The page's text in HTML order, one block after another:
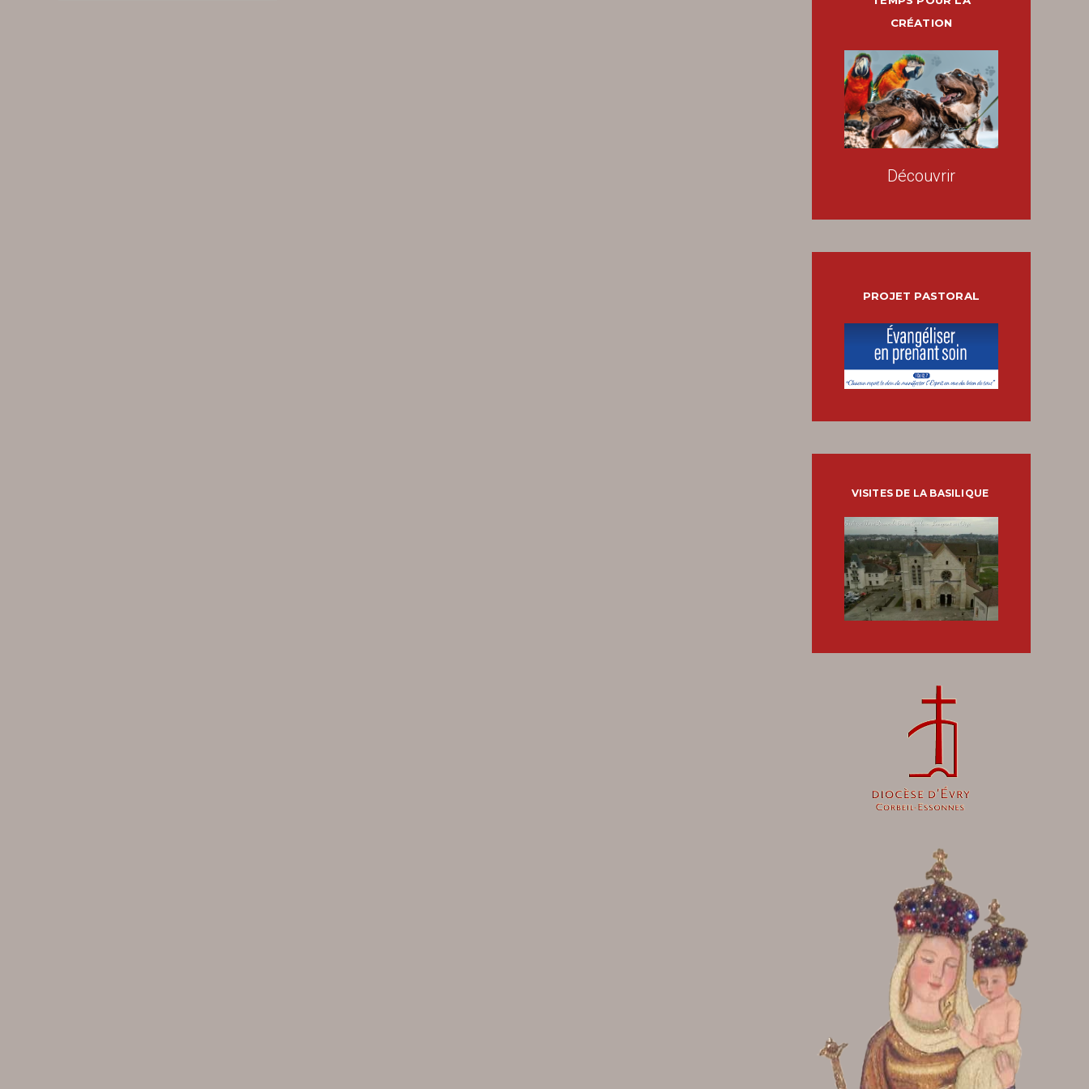
CRÉATION
Découvrir
PROJET PASTORAL
VISITES DE LA BASILIQUE